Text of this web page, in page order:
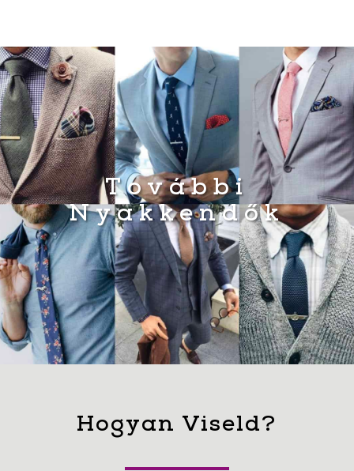
További
Nyakkendők
Hogyan Viseld?